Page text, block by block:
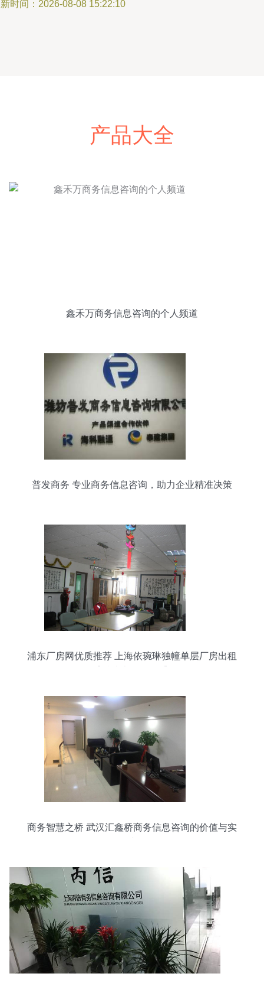
时间：2026-08-08 15:22:10
产品大全
鑫禾万商务信息咨询的个人频道
普发商务 专业商务信息咨询，助力企业精准决策
浦东厂房网优质推荐 上海依琬琳独幢单层厂房出租
商务智慧之桥 武汉汇鑫桥商务信息咨询的价值与实